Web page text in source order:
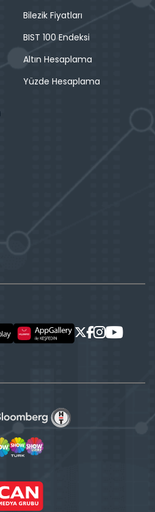
Bilezik Fiyatları
BIST 100 Endeksi
Altın Hesaplama
Yüzde Hesaplama